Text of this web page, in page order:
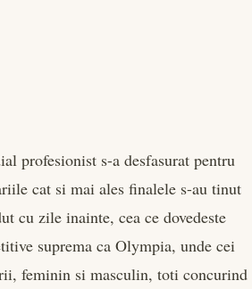
profesionist s-a desfasurat pentru
cat si mai ales finalele s-au tinut
cu zile inainte, cea ce dovedeste
suprema ca Olympia, unde cei
feminin si masculin, toti concurind